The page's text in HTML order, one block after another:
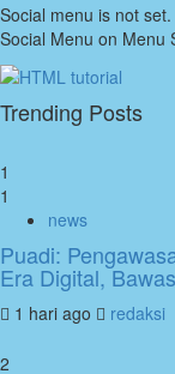
Social menu is not
Social Menu on Menu
Trending Posts
1
1
news
Puadi:
Era Digital,
1 hari ago redaksi
2